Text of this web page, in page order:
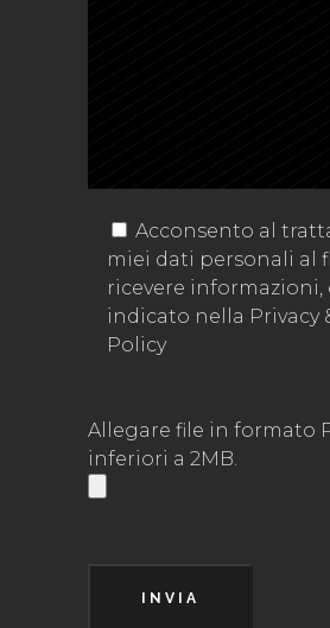
Acconsento al
miei dati personali al
ricevere informazioni,
indicato nella Privacy
Policy
Allegare file in formato
inferiori a 2MB.
INVIA